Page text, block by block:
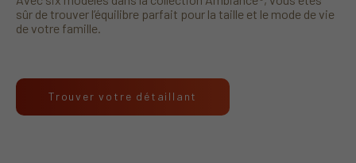
sûr de trouver l’équilibre parfait pour la taille et le mode de vie
de votre famille.
Trouver votre détaillant